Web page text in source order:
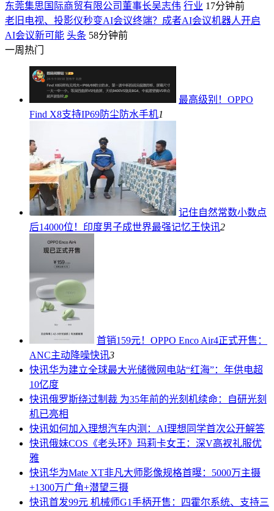
东莞集思国际商贸有限公司董事长吴志伟 行业 17分钟前
老旧电视、投影仪秒变AI会议终端？成者AI会议机器人开启
AI会议新可能 头条 58分钟前
一周热门
最高级别！OPPO
Find X8支持IP69防尘防水手机1
记住自然常数小数点
后14000位！印度男子成世界最强记忆王快讯2
首销159元！OPPO Enco Air4正式开售：
ANC主动降噪快讯3
快讯华为建立全球最大光储微网电站“红海”：年供电超
10亿度
快讯俄罗斯绕过制裁 为35年前的光刻机续命：自研光刻
机已亮相
快讯如何加入理想汽车内测：AI理想同学首次公开解答
快讯俄妹COS《老头环》玛莉卡女王：深V高衩礼服优
雅
快讯华为Mate XT非凡大师影像规格首曝：5000万主摄
+1300万广角+潜望三摄
快讯首发99元 机械师G1手柄开售：四霍尔系统、支持三